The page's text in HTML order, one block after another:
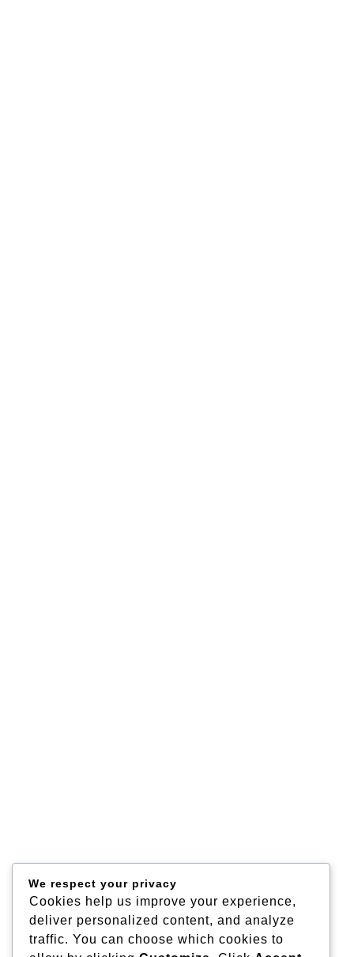
We respect your privacy
Cookies help us improve your experience,
deliver personalized content, and analyze
traffic. You can choose which cookies to